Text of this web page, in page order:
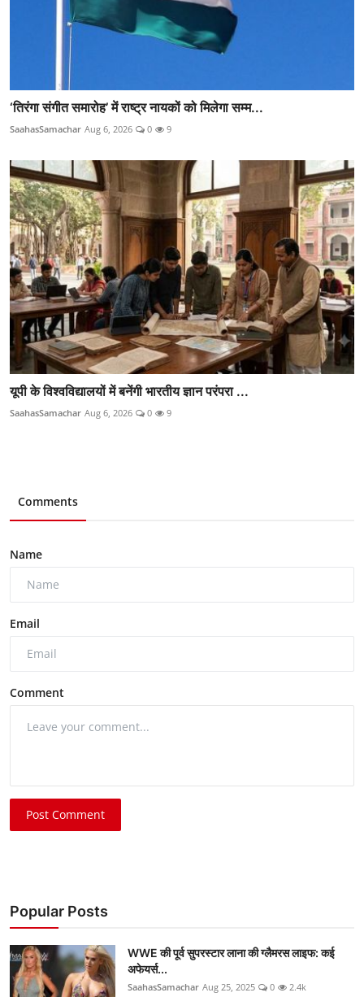
‘तिरंगा संगीत समारोह’ में राष्ट्र नायकों को मिलेगा सम्म...
SaahasSamachar Aug 6, 2026 0 9
यूपी के विश्वविद्यालयों में बनेंगी भारतीय ज्ञान परंपरा ...
SaahasSamachar Aug 6, 2026 0 9
Comments
Name
Email
Comment
Post Comment
Popular Posts
WWE की पूर्व सुपरस्टार लाना की ग्लैमरस लाइफ: कई
अफेयर्स...
SaahasSamachar Aug 25, 2025 0 2.4k